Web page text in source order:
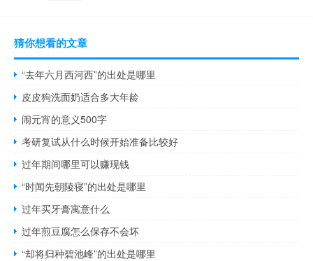
猜你想看的文章
“去年六月西河西”的出处是哪里
皮皮狗洗面奶适合多大年龄
闹元宵的意义500字
考研复试从什么时候开始准备比较好
过年期间哪里可以赚现钱
“时闻先朝陵寝”的出处是哪里
过年买牙膏寓意什么
过年煎豆腐怎么保存不会坏
“却将归种碧池峰”的出处是哪里